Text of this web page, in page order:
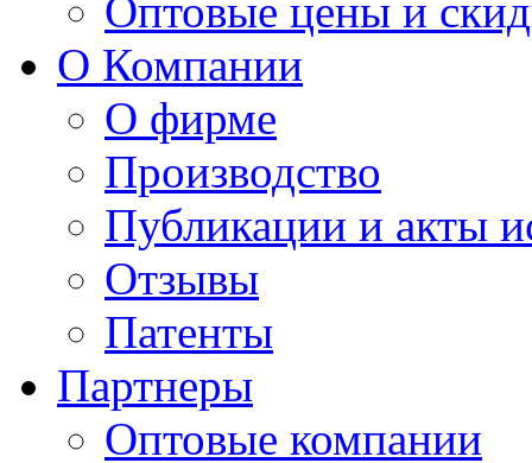
Оптовые цены и
О Компании
О фирме
Производство
Публикации и акты
Отзывы
Патенты
Партнеры
Оптовые компании